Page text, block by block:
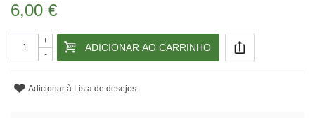
6,00 €
-
+
ADICIONAR AO CARRINHO
Adicionar à Lista de desejos